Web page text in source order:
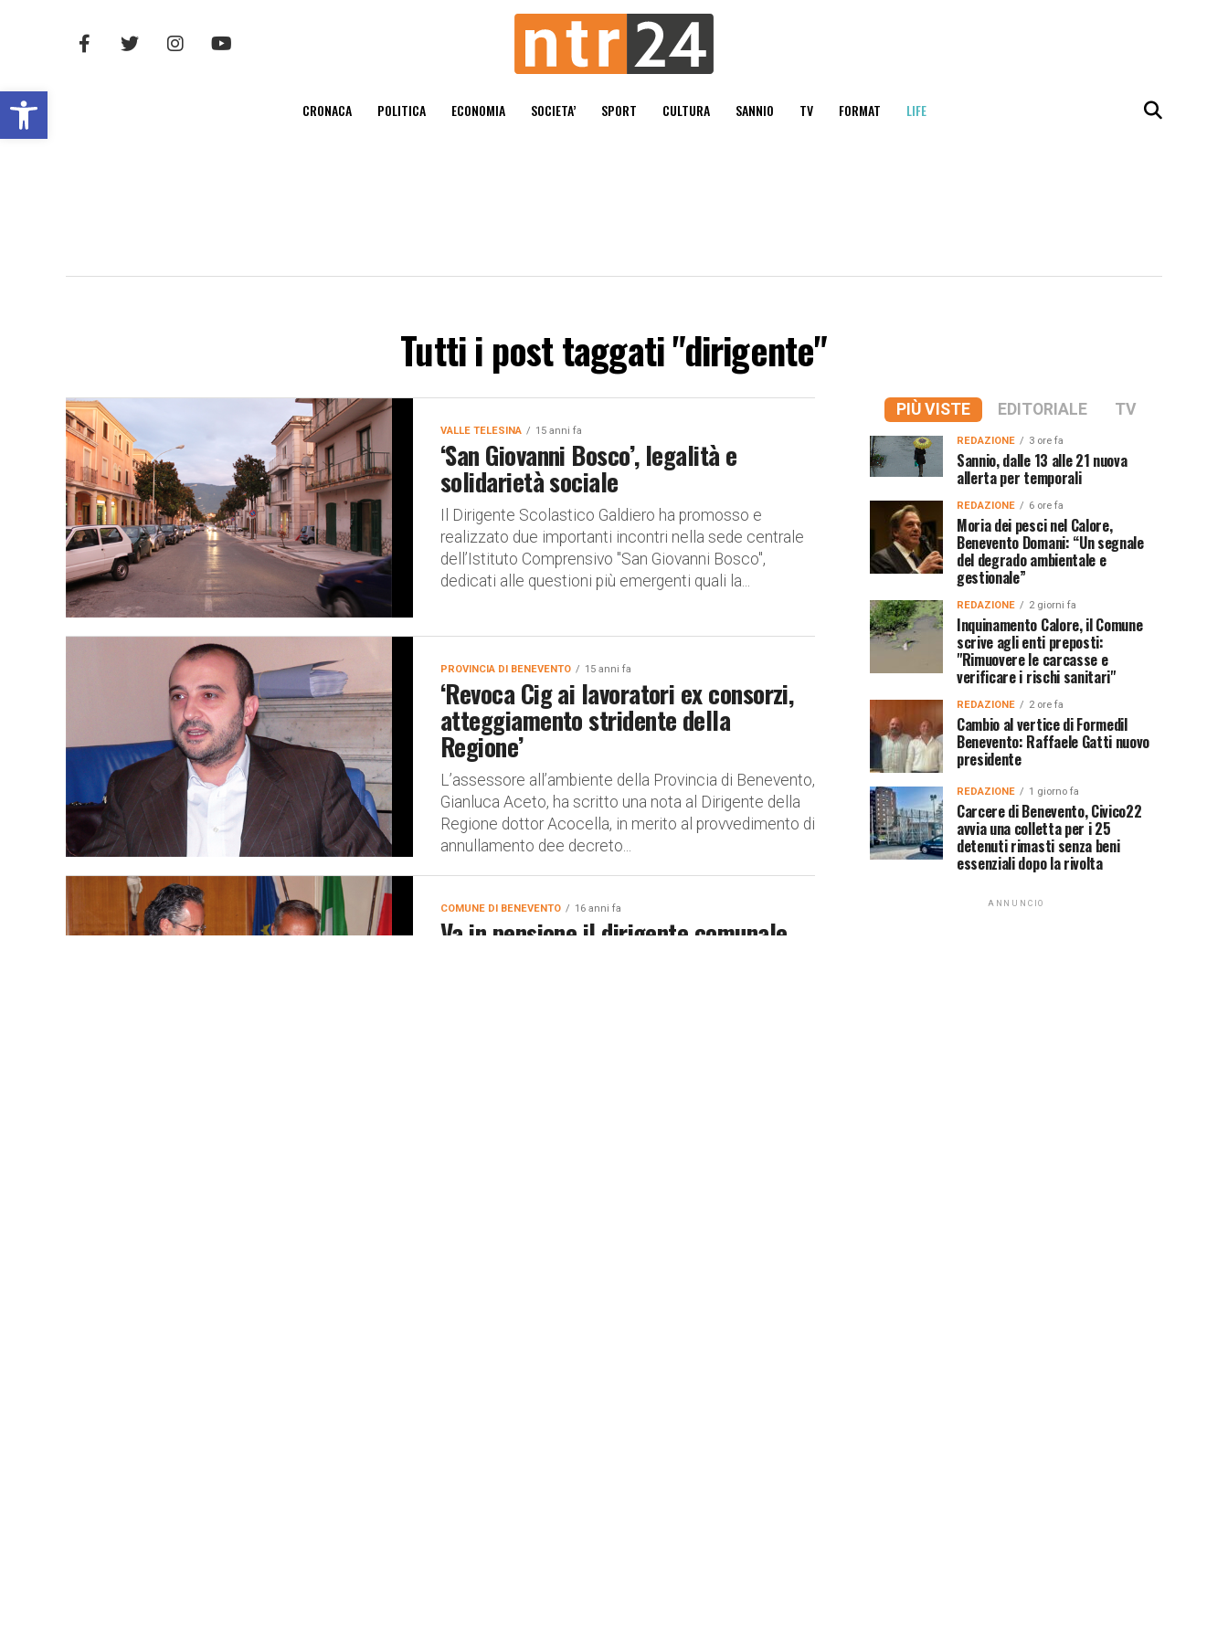
Open toolbar CRONACA POLITICA ECONOMIA SOCIETA’ SPORT CULTURA SANNIO TV FORMAT LIFE
Tutti i post taggati "dirigente"
VALLE TELESINA 15 anni fa
‘San Giovanni Bosco’, legalità e
solidarietà sociale
Il Dirigente Scolastico Galdiero ha promosso e
realizzato due importanti incontri nella sede centrale
dell’Istituto Comprensivo "San Giovanni Bosco",
dedicati alle questioni più emergenti quali la...
PROVINCIA DI BENEVENTO 15 anni fa
‘Revoca Cig ai lavoratori ex consorzi,
atteggiamento stridente della
Regione’
L’assessore all’ambiente della Provincia di Benevento,
Gianluca Aceto, ha scritto una nota al Dirigente della
Regione dottor Acocella, in merito al provvedimento di
annullamento dee decreto...
COMUNE DI BENEVENTO 16 anni fa
Va in pensione il dirigente comunale
PIÙ VISTE EDITORIALE TV
REDAZIONE 3 ore fa
Sannio, dalle 13 alle 21 nuova
allerta per temporali
REDAZIONE 6 ore fa
Moria dei pesci nel Calore,
Benevento Domani: “Un segnale
del degrado ambientale e
gestionale”
REDAZIONE 2 giorni fa
Inquinamento Calore, il Comune
scrive agli enti preposti:
"Rimuovere le carcasse e
verificare i rischi sanitari"
REDAZIONE 2 ore fa
Cambio al vertice di Formedil
Benevento: Raffaele Gatti nuovo
presidente
REDAZIONE 1 giorno fa
Carcere di Benevento, Civico22
avvia una colletta per i 25
detenuti rimasti senza beni
essenziali dopo la rivolta
ANNUNCIO